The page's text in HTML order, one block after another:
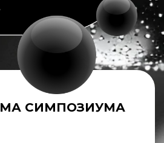
СИМПОЗИУМА